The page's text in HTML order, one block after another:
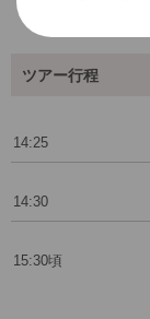
ツアー行程
14:25
14:30
15:30頃